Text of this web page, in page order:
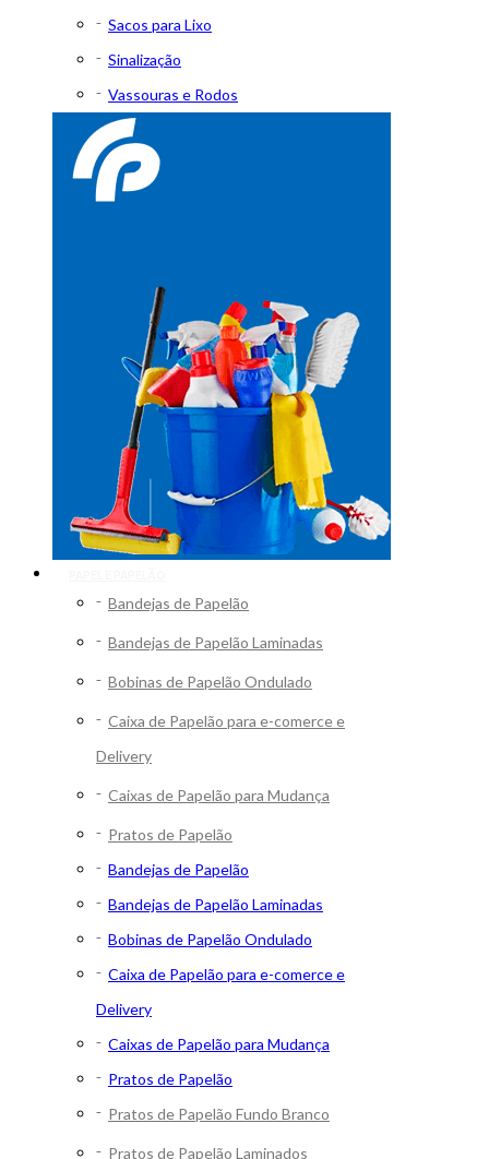
Sacos para Lixo
Sinalização
Vassouras e Rodos
Bandejas de Papelão
Bandejas de Papelão Laminadas
Bobinas de Papelão Ondulado
Caixa de Papelão para e-comerce e
Delivery
Caixas de Papelão para Mudança
Pratos de Papelão
Bandejas de Papelão
Bandejas de Papelão Laminadas
Bobinas de Papelão Ondulado
Caixa de Papelão para e-comerce e
Delivery
Caixas de Papelão para Mudança
Pratos de Papelão
Pratos de Papelão Fundo Branco
Pratos de Papelão Laminados